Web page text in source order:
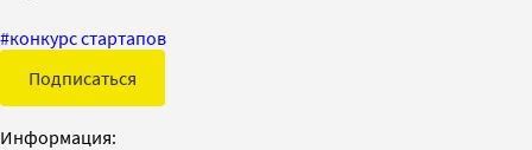
#конкурс стартапов
Подписаться
Информация: